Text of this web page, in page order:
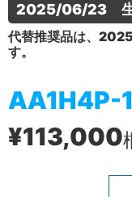
2025/06/23　
代替推奨品は、
す。
AA1H4P-
¥113,000